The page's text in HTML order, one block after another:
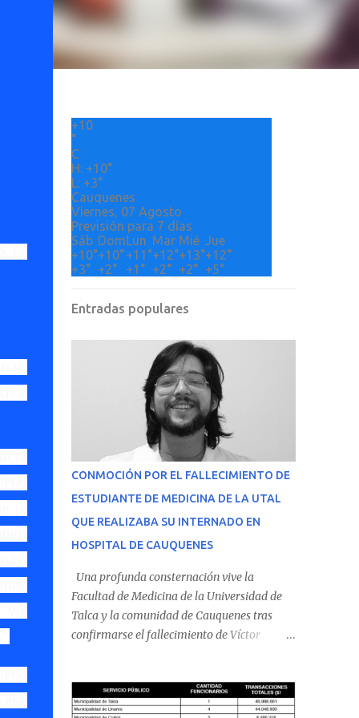
+10
°
C
H: +10°
L: +3°
Cauquenes
Viernes, 07 Agosto
Previsión para 7 días
Sáb DomLun Mar Mié Jue
+10°+10°+11°+12°+13°+12°
+3° +2° +1° +2° +2° +5°
Entradas populares
CONMOCIÓN POR EL FALLECIMIENTO DE
ESTUDIANTE DE MEDICINA DE LA UTAL
QUE REALIZABA SU INTERNADO EN
HOSPITAL DE CAUQUENES
Una profunda consternación vive la
Facultad de Medicina de la Universidad de
Talca y la comunidad de Cauquenes tras
confirmarse el fallecimiento de Víctor
Cauquenes. De acuerdo con los antecedentes
conocidos, el joven se presentó a cumplir su